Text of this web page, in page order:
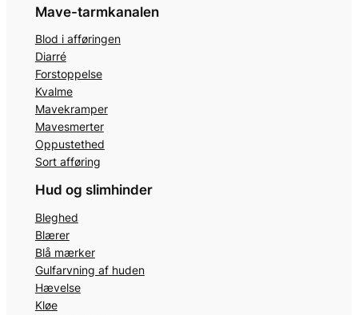
Mave-tarmkanalen
Blod i afføringen
Diarré
Forstoppelse
Kvalme
Mavekramper
Mavesmerter
Oppustethed
Sort afføring
Hud og slimhinder
Bleghed
Blærer
Blå mærker
Gulfarvning af huden
Hævelse
Kløe